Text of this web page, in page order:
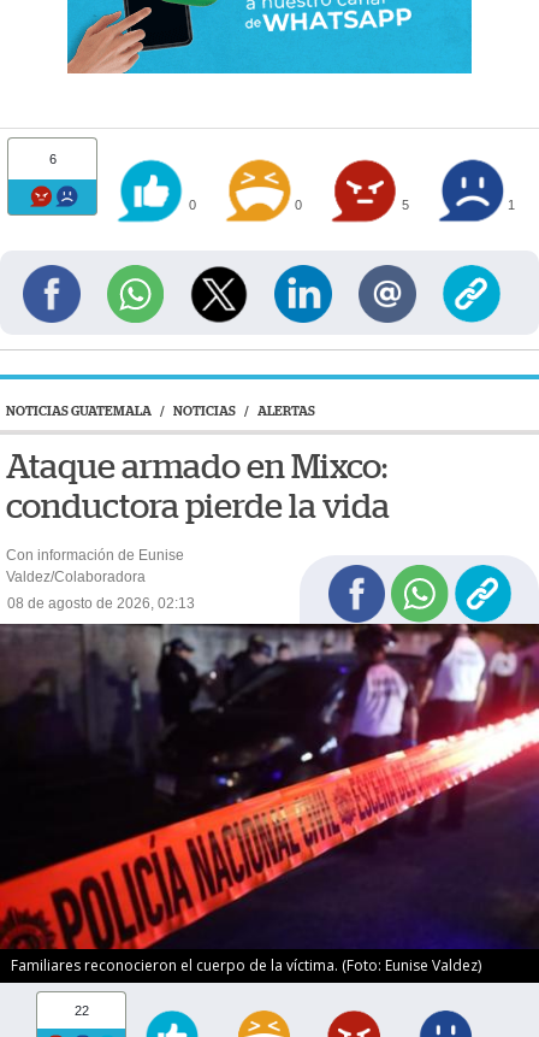
6
0 0 5 1
NOTICIAS GUATEMALA / NOTICIAS / ALERTAS
Ataque armado en Mixco:
conductora pierde la vida
Con información de Eunise
Valdez/Colaboradora
08 de agosto de 2026, 02:13
Familiares reconocieron el cuerpo de la víctima. (Foto: Eunise Valdez)
22